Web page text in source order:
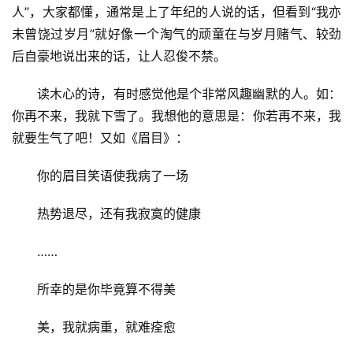
人”，大家都懂，通常是上了年纪的人说的话，但看到“我亦
未曾饶过岁月”就好像一个淘气的顽童在与岁月赌气、较劲
后自豪地说出来的话，让人忍俊不禁。
读木心的诗，有时感觉他是个非常风趣幽默的人。如：
你再不来，我就下雪了。我想他的意思是：你若再不来，我
就要生气了吧！又如《眉目》：
你的眉目笑语使我病了一场
热势退尽，还有我寂寞的健康
……
所幸的是你毕竟算不得美
美，我就病重，就难痊愈